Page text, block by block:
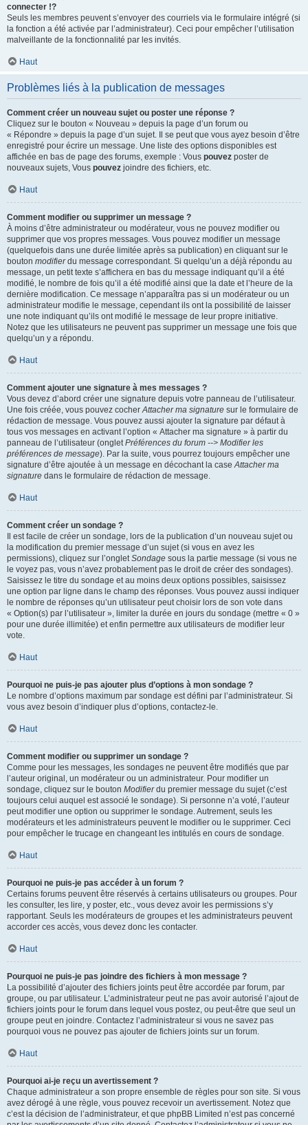
connecter !?
Seuls les membres peuvent s’envoyer des courriels via le formulaire intégré (si
la fonction a été activée par l’administrateur). Ceci pour empêcher l’utilisation
malveillante de la fonctionnalité par les invités.
Haut
Problèmes liés à la publication de messages
Comment créer un nouveau sujet ou poster une réponse ?
Cliquez sur le bouton « Nouveau » depuis la page d’un forum ou
« Répondre » depuis la page d’un sujet. Il se peut que vous ayez besoin d’être
enregistré pour écrire un message. Une liste des options disponibles est
affichée en bas de page des forums, exemple : Vous pouvez poster de
nouveaux sujets, Vous pouvez joindre des fichiers, etc.
Haut
Comment modifier ou supprimer un message ?
À moins d’être administrateur ou modérateur, vous ne pouvez modifier ou
supprimer que vos propres messages. Vous pouvez modifier un message
(quelquefois dans une durée limitée après sa publication) en cliquant sur le
bouton modifierdu message correspondant. Si quelqu’un a déjà répondu au
message, un petit texte s’affichera en bas du message indiquant qu’il a été
modifié, le nombre de fois qu’il a été modifié ainsi que la date et l’heure de la
dernière modification. Ce message n’apparaîtra pas si un modérateur ou un
administrateur modifie le message, cependant ils ont la possibilité de laisser
une note indiquant qu’ils ont modifié le message de leur propre initiative.
Notez que les utilisateurs ne peuvent pas supprimer un message une fois que
quelqu’un y a répondu.
Haut
Comment ajouter une signature à mes messages ?
Vous devez d’abord créer une signature depuis votre panneau de l’utilisateur.
Une fois créée, vous pouvez cocherAttacher ma signature sur le formulaire de
rédaction de message. Vous pouvez aussi ajouter la signature par défaut à
tous vos messages en activant l’option « Attacher ma signature » à partir du
panneau de l’utilisateur (ongletPréférences du forum --> Modifier les
préférences de message). Par la suite, vous pourrez toujours empêcher une
signature d’être ajoutée à un message en décochant la caseAttacher ma
signature dans le formulaire de rédaction de message.
Haut
Comment créer un sondage ?
Il est facile de créer un sondage, lors de la publication d’un nouveau sujet ou
la modification du premier message d’un sujet (si vous en avez les
permissions), cliquez sur l’ongletSondage sous la partie message (si vous ne
le voyez pas, vous n’avez probablement pas le droit de créer des sondages).
Saisissez le titre du sondage et au moins deux options possibles, saisissez
une option par ligne dans le champ des réponses. Vous pouvez aussi indiquer
le nombre de réponses qu’un utilisateur peut choisir lors de son vote dans
« Option(s) par l’utilisateur », limiter la durée en jours du sondage (mettre « 0 »
pour une durée illimitée) et enfin permettre aux utilisateurs de modifier leur
vote.
Haut
Pourquoi ne puis-je pas ajouter plus d’options à mon sondage ?
Le nombre d’options maximum par sondage est défini par l’administrateur. Si
vous avez besoin d’indiquer plus d’options, contactez-le.
Haut
Comment modifier ou supprimer un sondage ?
Comme pour les messages, les sondages ne peuvent être modifiés que par
l’auteur original, un modérateur ou un administrateur. Pour modifier un
sondage, cliquez sur le bouton Modifierdu premier message du sujet (c’est
toujours celui auquel est associé le sondage). Si personne n’a voté, l’auteur
peut modifier une option ou supprimer le sondage. Autrement, seuls les
modérateurs et les administrateurs peuvent le modifier ou le supprimer. Ceci
pour empêcher le trucage en changeant les intitulés en cours de sondage.
Haut
Pourquoi ne puis-je pas accéder à un forum ?
Certains forums peuvent être réservés à certains utilisateurs ou groupes. Pour
les consulter, les lire, y poster, etc., vous devez avoir les permissions s’y
rapportant. Seuls les modérateurs de groupes et les administrateurs peuvent
accorder ces accès, vous devez donc les contacter.
Haut
Pourquoi ne puis-je pas joindre des fichiers à mon message ?
La possibilité d’ajouter des fichiers joints peut être accordée par forum, par
groupe, ou par utilisateur. L’administrateur peut ne pas avoir autorisé l’ajout de
fichiers joints pour le forum dans lequel vous postez, ou peut-être que seul un
groupe peut en joindre. Contactez l’administrateur si vous ne savez pas
pourquoi vous ne pouvez pas ajouter de fichiers joints sur un forum.
Haut
Pourquoi ai-je reçu un avertissement ?
Chaque administrateur a son propre ensemble de règles pour son site. Si vous
avez dérogé à une règle, vous pouvez recevoir un avertissement. Notez que
c’est la décision de l’administrateur, et que phpBB Limited n’est pas concerné